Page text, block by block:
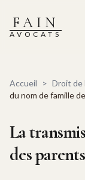
FAIN
AVOCATS
Accueil > Droit de
du nom de famille
La
des